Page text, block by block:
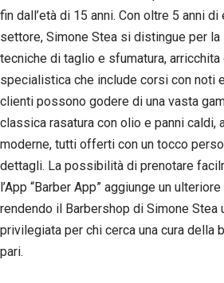
fin dall’età di 15 anni. Con oltre 5 anni
settore, Simone Stea si distingue per
tecniche di taglio e sfumatura,
specialistica che include corsi con noti
clienti possono godere di una vasta
classica rasatura con olio e panni caldi,
moderne, tutti offerti con un tocco
dettagli. La possibilità di prenotare
l’App “Barber App” aggiunge un
rendendo il Barbershop di Simone Stea
privilegiata per chi cerca una cura della
pari.
Esperienza
permettere
una migliore
esperienza
di
navigazione
sul nostro
la tua visita.
Se rifiuti
questi
cookie,
alcune
funzioni del
sito non